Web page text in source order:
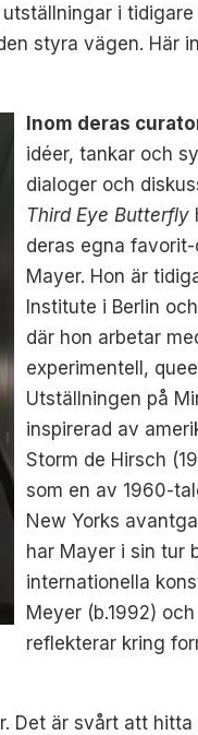
i
styra vägen. Här
Inom deras
idéer, tankar och
dialoger och
Third Eye Butterfly
deras egna
Mayer. Hon är
Institute i Berlin
där hon arbetar
experimentell,
Utställningen på
inspirerad av
Storm de Hirsch
som en av 1960-
New Yorks
har Mayer i sin tur
internationella
Meyer (b.1992)
reflekterar kring
Det är svårt att